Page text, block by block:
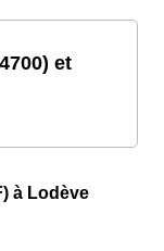
et
à Lodève